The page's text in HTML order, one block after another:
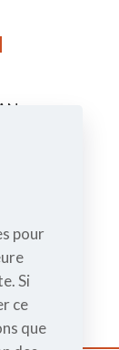
pour
Si
ce
que